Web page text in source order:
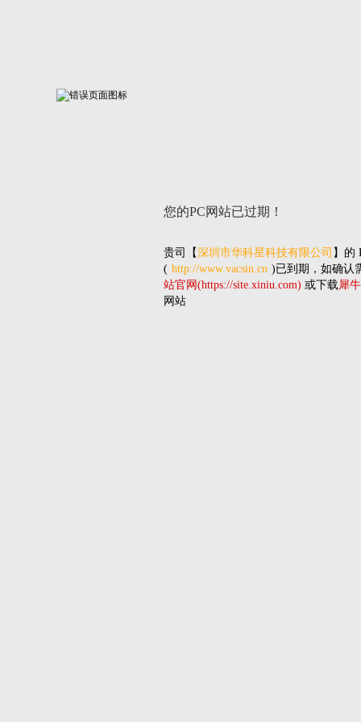
您的PC网站已过期！
贵司 【深圳市华科星科技有限公司 】的
( http://www.vacsin.cn )已到期，如确认
站官网(https://site.xiniu.com) 或下载犀
网站